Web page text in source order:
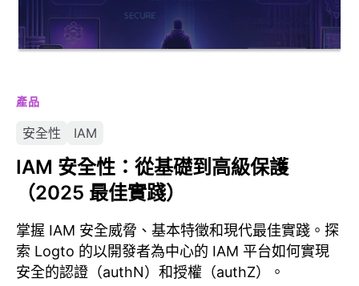
產品
安全性 IAM
IAM 安全性：從基礎到高級保護
（2025 最佳實踐）
掌握 IAM 安全威脅、基本特徵和現代最佳實踐。探
索 Logto 的以開發者為中心的 IAM 平台如何實現
安全的認證（authN）和授權（authZ）。